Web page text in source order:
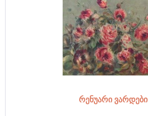
რენუარი ვარდები